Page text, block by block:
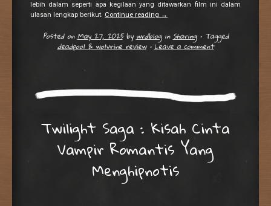
lebih dalam seperti apa kegilaan yang ditawarkan film ini dalam
ulasan lengkap berikut. Continue reading →
Posted onMay 27, 2025by wrdblog in Sharing • Tagged
deadpool & wolvrine review • Leave a comment
Twilight Saga : Kisah Cinta
Vampir Romantis Yang
Menghipnotis